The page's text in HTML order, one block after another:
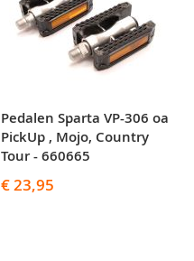
Pedalen Sparta VP-306 oa
PickUp , Mojo, Country
Tour - 660665
€ 23,95